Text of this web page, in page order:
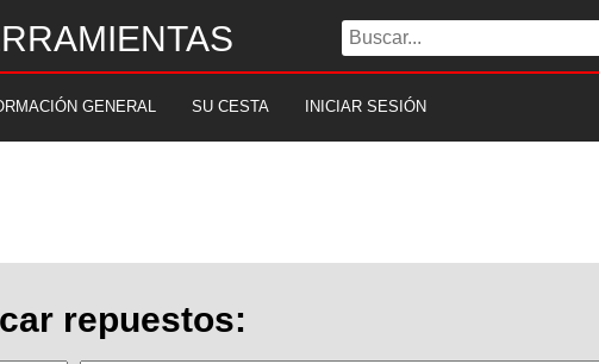
GENERAL SU CESTA INICIAR SESIÓN
repuestos: